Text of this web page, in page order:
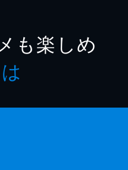
も楽しめ